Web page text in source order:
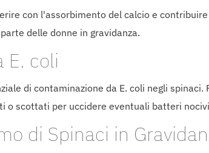
con l'assorbimento del calcio e
delle donne in gravidanza.
E. coli
di contaminazione da E. coli negli
o scottati per uccidere eventuali batteri
di Spinaci in